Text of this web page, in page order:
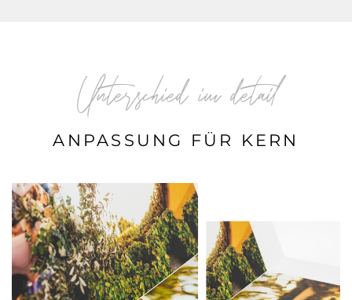
Unterschied im detail
ANPASSUNG FÜR KERN